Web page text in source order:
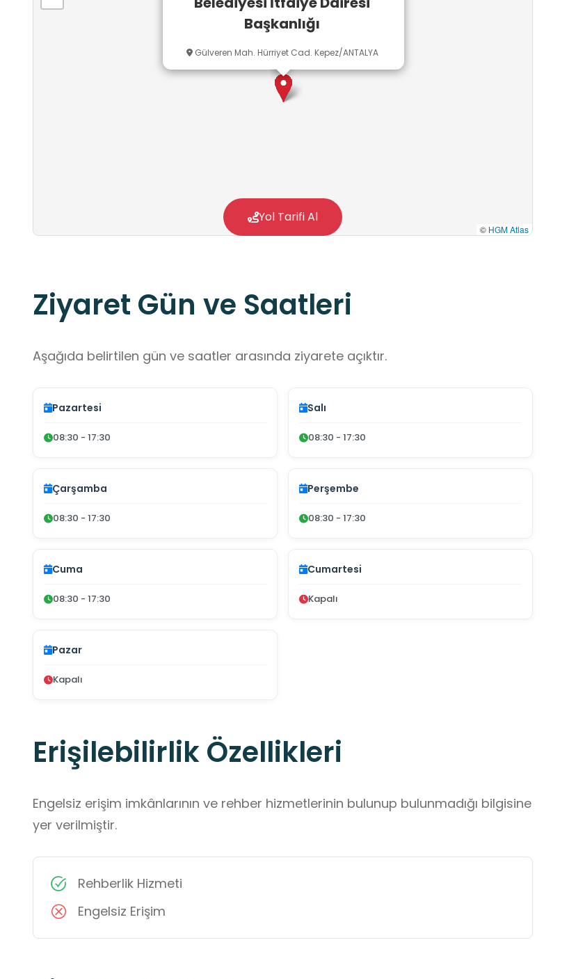
Başkanlığı
Gülveren Mah. Hürriyet Cad. Kepez/ANTALYA
© HGM Atlas
Yol Tarifi Al
Ziyaret Gün ve Saatleri
Aşağıda belirtilen gün ve saatler arasında ziyarete açıktır.
Pazartesi
08:30 - 17:30
Salı
08:30 - 17:30
Çarşamba
08:30 - 17:30
Perşembe
08:30 - 17:30
Cuma
08:30 - 17:30
Cumartesi
Kapalı
Pazar
Kapalı
Erişilebilirlik Özellikleri
Engelsiz erişim imkânlarının ve rehber hizmetlerinin bulunup bulunmadığı bilgisine
yer verilmiştir.
Rehberlik Hizmeti
Engelsiz Erişim